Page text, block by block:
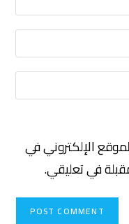
الإلكتروني في
في تعليقي.